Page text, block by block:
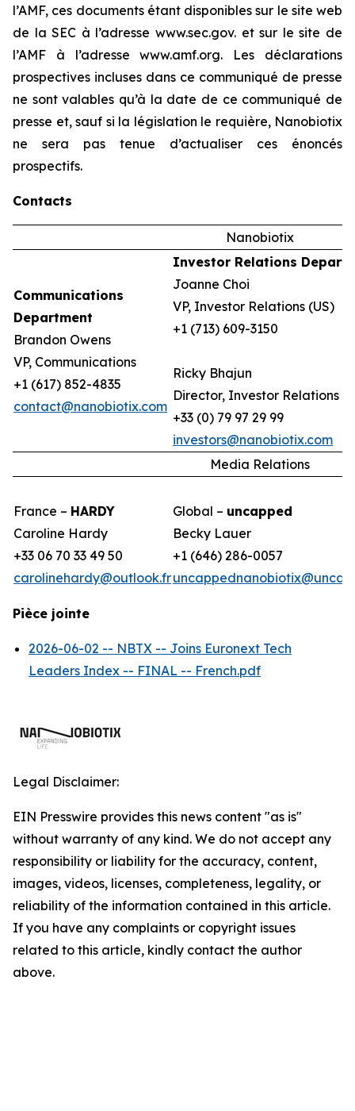
l’AMF, ces documents étant disponibles sur le site web
de la SEC à l’adresse www.sec.gov. et sur le site de
l’AMF à l’adresse www.amf.org. Les déclarations
prospectives incluses dans ce communiqué de presse
ne sont valables qu’à la date de ce communiqué de
presse et, sauf si la législation le requière, Nanobiotix
ne sera pas tenue d’actualiser ces énoncés
prospectifs.
Contacts
Nanobiotix
Communications
Department
Brandon Owens
VP, Communications
+1 (617) 852-4835
contact@nanobiotix.com
Investor Relations
Joanne Choi
VP, Investor Relations (US)
+1 (713) 609-3150
Ricky Bhajun
Director, Investor Relations
+33 (0) 79 97 29 99
investors@nanobiotix.com
Media Relations
France – HARDY
Caroline Hardy
+33 06 70 33 49 50
carolinehardy@outlook.fr
Global – uncapped
Becky Lauer
+1 (646) 286-0057
Pièce jointe
2026-06-02 -- NBTX -- Joins Euronext Tech
Leaders Index -- FINAL -- French.pdf
Legal Disclaimer:
EIN Presswire provides this news content "as is"
without warranty of any kind. We do not accept any
responsibility or liability for the accuracy, content,
images, videos, licenses, completeness, legality, or
reliability of the information contained in this article.
If you have any complaints or copyright issues
related to this article, kindly contact the author
above.